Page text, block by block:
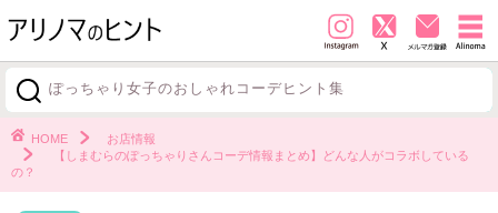
ぽっちゃり女子のおしゃれコーデヒント集
HOME
お店情報
【しまむらのぽっちゃりさんコーデ情報まとめ】どんな人がコラボしている
の？